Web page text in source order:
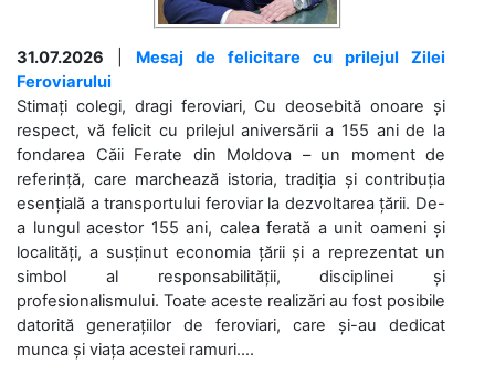
31.07.2026
Mesaj de felicitare cu prilejul Zilei
Feroviarului
Stimați colegi, dragi feroviari, Cu deosebită onoare și
respect, vă felicit cu prilejul aniversării a 155 ani de la
fondarea Căii Ferate din Moldova – un moment de
referință, care marchează istoria, tradiția și contribuția
esențială a transportului feroviar la dezvoltarea țării. De-
a lungul acestor 155 ani, calea ferată a unit oameni și
localități, a susținut economia țării și a reprezentat un
simbol al responsabilității, disciplinei și
profesionalismului. Toate aceste realizări au fost posibile
datorită generațiilor de feroviari, care și-au dedicat
munca și viața acestei ramuri....